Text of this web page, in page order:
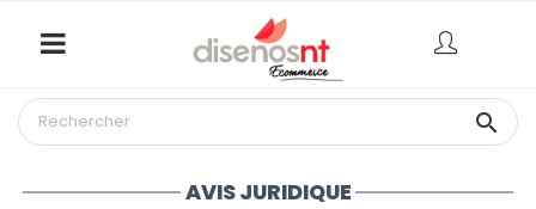

AVIS JURIDIQUE